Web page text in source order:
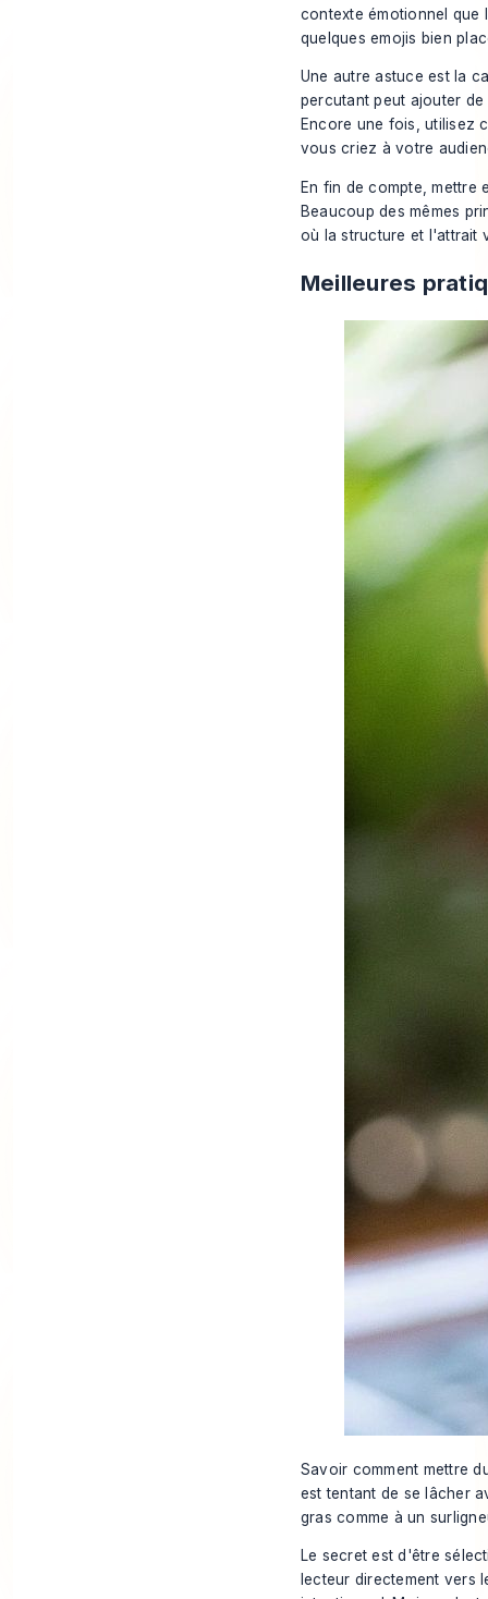
contexte émotionnel que
quelques emojis bien
Une autre astuce est la
percutant peut ajouter
Encore une fois, utilisez
vous criez à votre
En fin de compte, mettre
Beaucoup des mêmes
où la structure et l'attrait
Meilleures
Savoir comment mettre
est tentant de se lâcher
gras comme à un
Le secret est d'être
lecteur directement vers